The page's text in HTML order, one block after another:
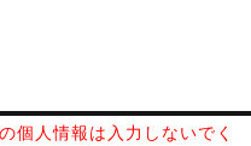
個人情報は入力しないでく